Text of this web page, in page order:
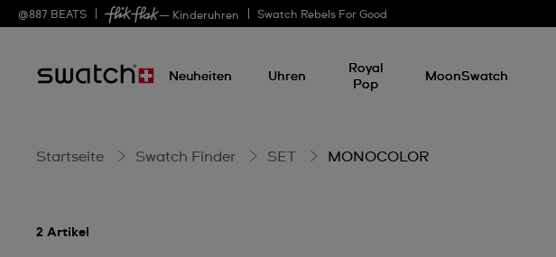
@887 BEATS — Kinderuhren Swatch Rebels For Good
Neuheiten Uhren
Royal
Pop
MoonSwatch
MONOCOLOR
Startseite Swatch Finder SET MONOCOLOR
2 Artikel